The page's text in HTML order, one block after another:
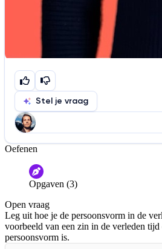
Stel je vraag
Help ons de video te verbeteren
De audio is slecht
Informatie is onjuist
De docent is te langdradig
De uitleg gaat te langzaam
Oefenen
Opgaven (3)
Open vraag
Leg uit hoe je de persoonsvorm in de
voorbeeld van een zin in de verleden tijd
persoonsvorm is.